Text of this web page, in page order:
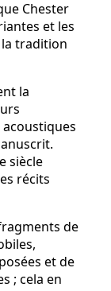
Chester
et les
la tradition
la
siècle
récits
de
et de
; cela en